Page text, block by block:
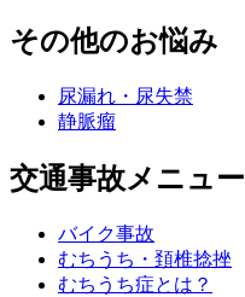
その他のお悩み
尿漏れ・尿失禁
静脈瘤
交通事故メニュー
バイク事故
むちうち・頚椎捻挫
むちうち症とは？